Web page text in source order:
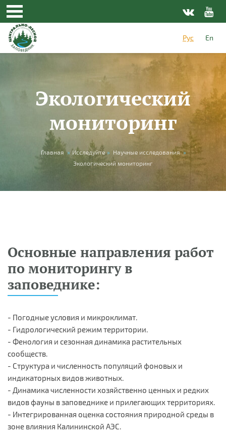
Перейти к основному содержанию
Рус
En
Экологический
мониторинг
Вы здесь
Главная » Исследуйте » Научные исследования »
Экологический мониторинг
Основные направления работ
по мониторингу в
заповеднике:
- Погодные условия и микроклимат.
- Гидрологический режим территории.
- Фенология и сезонная динамика растительных
сообществ.
- Структура и численность популяций фоновых и
индикаторных видов животных.
- Динамика численности хозяйственно ценных и редких
видов фауны в заповеднике и прилегающих территориях.
- Интегрированная оценка состояния природной среды в
зоне влияния Калининской АЭС.